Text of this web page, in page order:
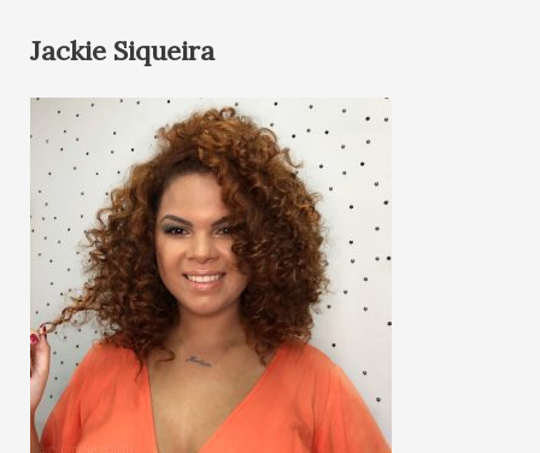
Jackie Siqueira